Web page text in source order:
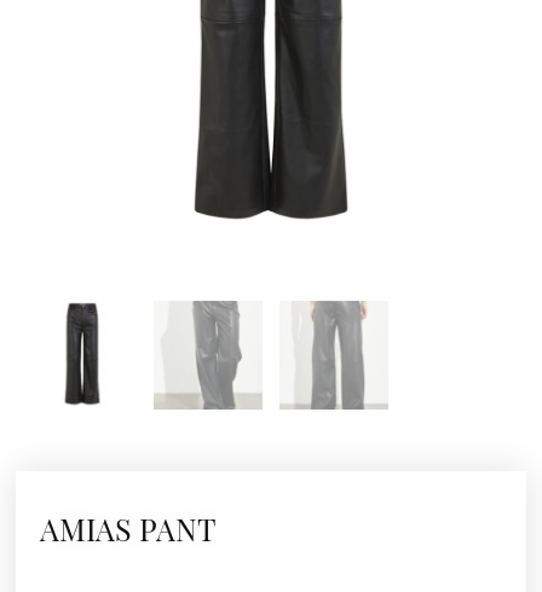
AMIAS PANT